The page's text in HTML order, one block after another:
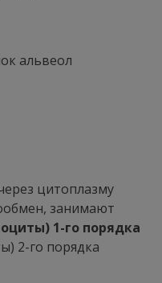
альвеол
цитоплазму
занимают
1-го порядка
2-го порядка